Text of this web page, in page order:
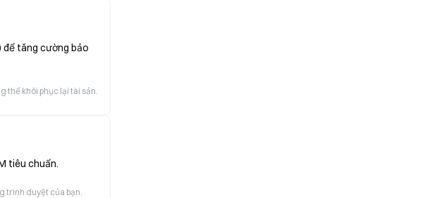
để tăng cường bảo
thể khôi phục lại tài sản.
tiêu chuẩn.
trình duyệt của bạn.